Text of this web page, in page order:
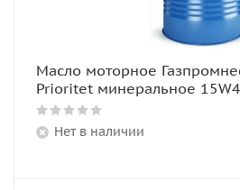
Масло моторное
Prioritet минеральное
Нет в наличии